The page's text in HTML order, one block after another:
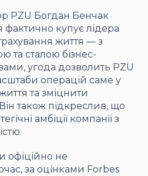
PZU Богдан Бенчак
фактично купує лідера
життя — з
та сталою бізнес-
угода дозволить PZU
операцій саме у
та зміцнити
Він також підкреслив, що
амбіції компанії з
офіційно не
за оцінками Forbes